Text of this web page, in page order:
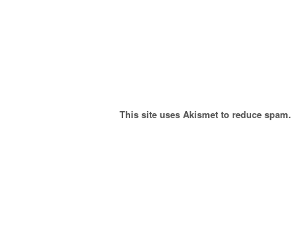
This site uses Akismet to reduce spam.